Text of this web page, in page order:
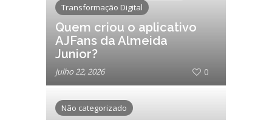
Transformação Digital
Quem criou o aplicativo
AJFans da Almeida
Junior?
julho 22, 2026 0
Não categorizado